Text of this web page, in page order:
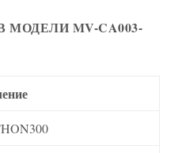
MV-CA003-